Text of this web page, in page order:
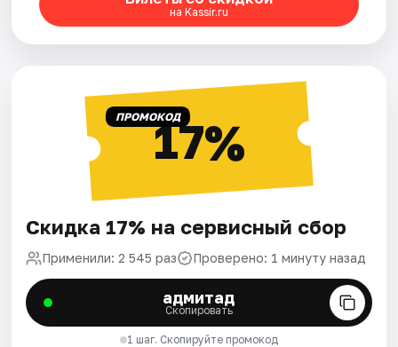
на Kassir.ru
ПРОМОКОД17%
Скидка 17% на сервисный сбор
Применили: 2 545 раз Проверено: 1 минуту назад
адмитад
Скопировать
1 шаг. Скопируйте промокод